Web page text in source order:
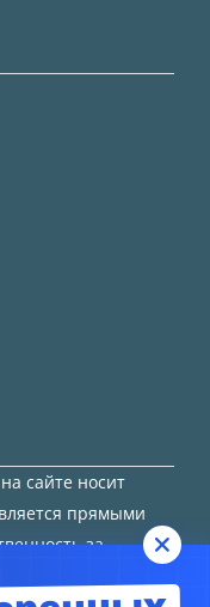
сайте носит
прямыми
за